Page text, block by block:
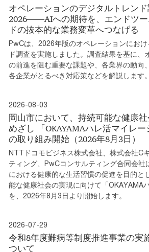
オペレーションのデジタルトレン
2026――AIへの期待を、エンドツー
ドの抜本的な業務変革へつなげる
PwCは、2026年版のオペレーションにお
ド調査を実施しました。調査結果を基に、
の前進を阻む重要な課題や、各業界の動向
各企業がとるべき対応策などを解説します。
2026-08-03
岡山市において、持続可能な健康
めざし 「OKAYAMAハレ活マイレー
の取り組み開始（2026年8月3日）
NTTドコモビジネス株式会社、株式会社C
ティング、PwCコンサルティング合同会社
における健康的な生活習慣の促進を目的と
能な健康社会の実現に向けて「OKAYAMA
を、2026年8月3日より開始します。
2026-07-29
令和8年度難病等制度推進事業の実
ついて